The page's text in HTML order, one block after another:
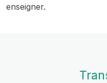
enseigner.